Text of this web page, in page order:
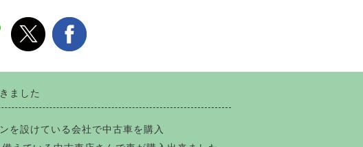
ました
を設けている会社で中古車を購入